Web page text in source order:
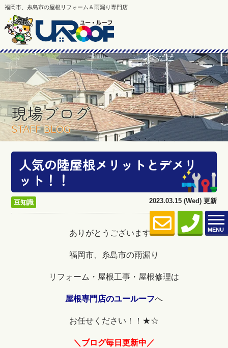
福岡市、糸島市の屋根リフォーム＆雨漏り専門店
MENU
現場ブログ
STAFF BLOG
人気の陸屋根メリットとデメリ
ット！！
豆知識 2023.03.15 (Wed) 更新
ありがとうございます！
福岡市、糸島市の雨漏り
リフォーム・屋根工事・屋根修理は
屋根専門店のユールーフへ
お任せください！！★☆
＼ブログ毎日更新中／